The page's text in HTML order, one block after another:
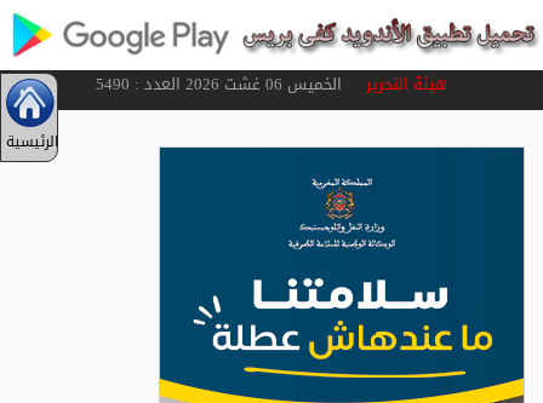
هيئة التحريرالخميس 06 غشت 2026 العدد : 5490
الرئيسية